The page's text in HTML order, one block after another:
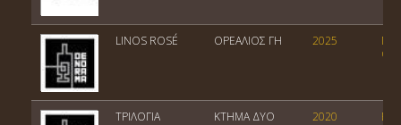
LINOS ROSÉ ΟΡΕΑΛΙΟΣ ΓΗ 2025
ΤΡΙΛΟΓΙΑ
ΚΤΗΜΑ ΔΥΟ
2020